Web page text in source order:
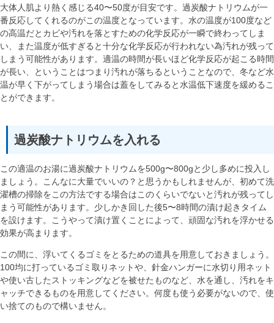
大体人肌より熱く感じる40〜50度が目安です。過炭酸ナトリウムが一
番反応してくれるのがこの温度となっています。水の温度が100度など
の高温だとカビや汚れを落とすための化学反応が一瞬で終わってしま
い、また温度が低すぎると十分な化学反応が行われない為汚れが残って
しまう可能性があります。適温の時間が長いほど化学反応が起こる時間
が長い、ということはつまり汚れが落ちるということなので、冬など水
温が早く下がってしまう場合は蓋をしてみると水温低下速度を緩めるこ
とができます。
過炭酸ナトリウムを入れる
この適温のお湯に過炭酸ナトリウムを500g〜800gと少し多めに投入し
ましょう。こんなに大量でいいの？と思うかもしれませんが、初めて洗
濯槽の掃除をこの方法でする場合はこのくらいでないと汚れが残ってし
まう可能性があります。少しかき回した後5〜8時間の漬け起きタイム
を設けます。こうやって漬け置くことによって、頑固な汚れを浮かせる
効果が高まります。
この間に、浮いてくるゴミをとるための道具を用意しておきましょう。
100均に打っているゴミ取りネットや、針金ハンガーに水切り用ネット
や使い古したストッキングなどを被せたものなど、水を通し、汚れをキ
ャッチできるものを用意してください。何度も使う必要がないので、使
い捨てのもので構いません。